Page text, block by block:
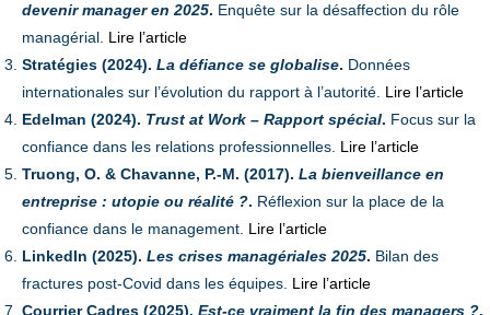
devenir manager en 2025. Enquête sur la désaffection du rôle
managérial. Lire l’article
Stratégies (2024). La défiance se globalise. Données
internationales sur l’évolution du rapport à l’autorité. Lire l’article
Edelman (2024). Trust at Work – Rapport spécial. Focus sur la
confiance dans les relations professionnelles. Lire l’article
Truong, O. & Chavanne, P.-M. (2017). La bienveillance en
entreprise : utopie ou réalité ?. Réflexion sur la place de la
confiance dans le management. Lire l’article
LinkedIn (2025). Les crises managériales 2025. Bilan des
fractures post-Covid dans les équipes. Lire l’article
Courrier Cadres (2025). Est-ce vraiment la fin des managers ?.